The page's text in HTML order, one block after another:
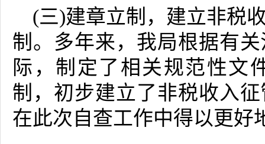
(三)建章立制，建立非税
制。多年来，我局根据有
际，制定了相关规范性文
制，初步建立了非税收入
在此次自查工作中得以更好